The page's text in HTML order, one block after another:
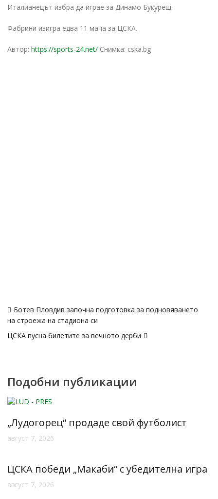
Италианецът избра да играе за Динамо Букурещ.
Фабрини изигра едва 11 мача за ЦСКА.
Автор: https://sports-24.net/ Снимка: cska.bg
Ботев Пловдив започна подготовка за подновяването
на строежа на стадиона си
ЦСКА пусна билетите за вечното дерби
Подобни публикации
„Лудогорец“ продаде свой футболист
август 7, 2026
ЦСКА победи „Макаби“ с убедителна игра
август 7, 2026